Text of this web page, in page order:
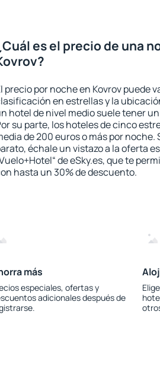
es el precio de una
precio por noche en Kovrov puede
en estrellas y la
hotel de nivel medio suele tener
su parte, los hoteles de cinco
de 200 euros o más por
échale un vistazo a la oferta
de eSky.es, que te
hasta un 30% de descuento.
más
especiales, ofertas y
adicionales después de